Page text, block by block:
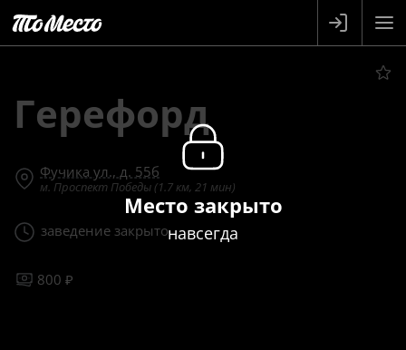
Герефорд
Фучика ул., д. 55б
м. Проспект Победы (1.7 км, 21 мин)
заведение закрыто
800 ₽
Место закрыто
навсегда